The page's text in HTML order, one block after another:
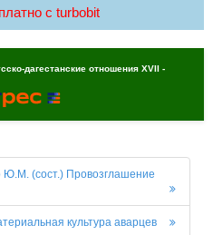
c turbobit
дагестанские отношения XVII -
Ю.М. (сост.) Провозглашение
культура аварцев